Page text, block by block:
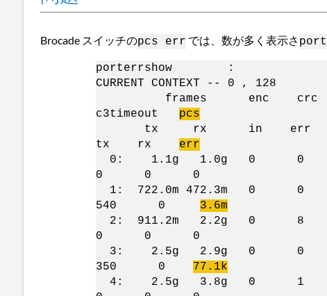
Brocade スイッチのpcs err では、数が多く表示さ
porterrshow :
CURRENT CONTEXT -- 0 , 128
frames enc crc
c3timeout pcs
tx rx in err
tx rx err
0: 1.1g
0 0 0
1: 722.0m
540 0 3.6m
2: 911.2m
0 0 0
3: 2.5g 2.9g
350 0 77.1k
4: 2.5g